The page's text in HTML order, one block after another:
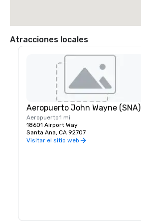
Atracciones locales
Aeropuerto John Wayne (SNA)
Aeropuerto1 mi
18601 Airport Way
Santa Ana, CA 92707
Visitar el sitio web